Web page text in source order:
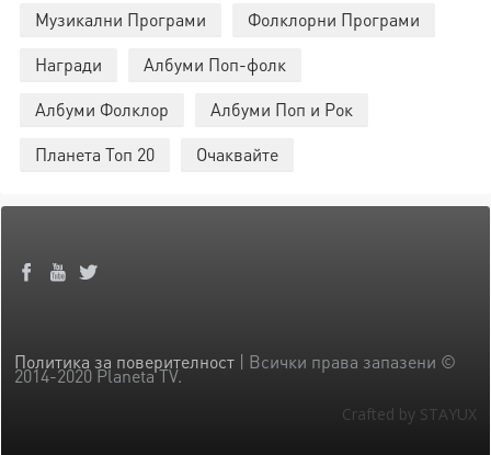
Музикални Програми
Фолклорни Програми
Награди
Албуми Поп-фолк
Албуми Фолклор
Албуми Поп и Рок
Планета Топ 20
Очаквайте
Политика за поверителност | Всички права запазени ©
2014-2020 Planeta TV.
Crafted by STAYUX